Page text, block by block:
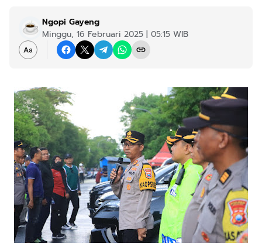
Ngopi Gayeng
Minggu, 16 Februari 2025 | 05:15 WIB